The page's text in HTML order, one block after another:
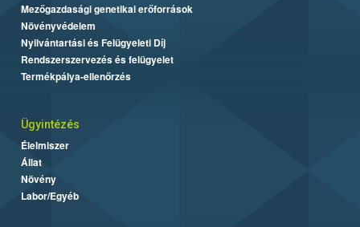
Mezőgazdasági genetikai erőforrások
Növényvédelem
Nyilvántartási és Felügyeleti Díj
Rendszerszervezés és felügyelet
Termékpálya-ellenőrzés
Ügyintézés
Élelmiszer
Állat
Növény
Labor/Egyéb